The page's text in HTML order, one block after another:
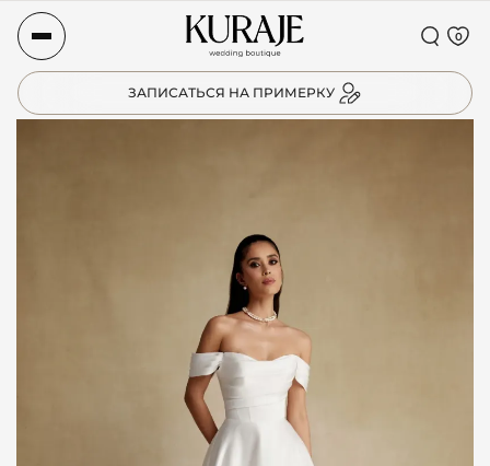
ЗАПИСАТЬСЯ НА ПРИМЕРКУ
0